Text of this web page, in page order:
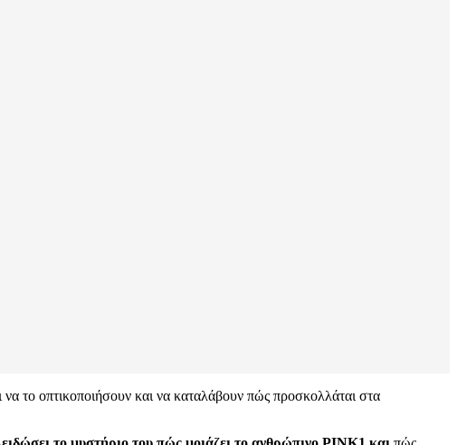
να το οπτικοποιήσουν και να καταλάβουν πώς προσκολλάται στα